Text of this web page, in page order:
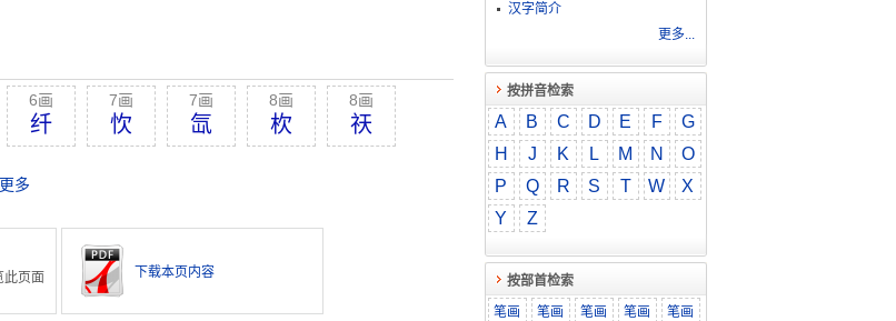
6画
纤
7画
忺
7画
氙
8画
杴
8画
祆
更多
此页面
下载本页内容
汉字简介
更多...
按拼音检索
A B C D E F
G
H
J K L M N
O
P
Q R S T W
X
Y
Z
按部首检索
笔画
笔画
笔画
笔画
笔画